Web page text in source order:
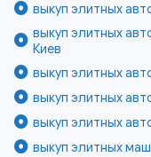
выкуп элитных
выкуп элитных
Киев
выкуп элитных
выкуп элитных
выкуп элитных
выкуп элитных